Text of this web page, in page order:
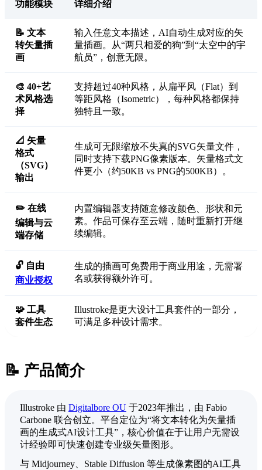
功能模块 详细介绍
📝 文本
转矢量插
画
输入任意文本描述，AI自动生成对应的矢
量插画。从“两只相爱的狗”到“太空中的宇
航员”，创意无限。
🎨 40+艺
术风格选
择
支持超过40种风格，从扁平风（Flat）到
等距风格（Isometric），每种风格都保持
独特且一致。
📐 矢量
格式
（SVG）
输出
生成可无限缩放不失真的SVG矢量文件，
同时支持下载PNG像素版本。矢量格式文
件更小（约50KB vs PNG的500KB）。
✏️ 在线
编辑与云
端存储
内置编辑器支持随意修改颜色、形状和元
素。作品可保存至云端，随时重新打开继
续编辑。
🔓 自由
商业授权
生成的插画可免费用于商业用途，无需署
名或获得额外许可。
🧩 工具
套件生态
Illustroke是更大设计工具套件的一部分，
可满足多种设计需求。
📝 产品简介
Illustroke 由 Digitalbore OU 于2023年推出，由 Fabio
Carbone 联合创立。平台定位为“将文本转化为矢量插
画的生成式AI设计工具”，核心价值在于让用户无需设
计经验即可快速创建专业级矢量图形。
与 Midjourney、Stable Diffusion 等生成像素图的AI工具